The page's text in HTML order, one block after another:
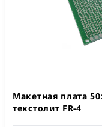
Макетная плата
текстолит FR-4